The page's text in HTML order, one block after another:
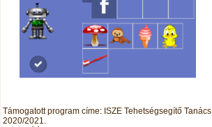
Támogatott program címe: ISZE Tehetségsegítő Tanács
2020/2021.